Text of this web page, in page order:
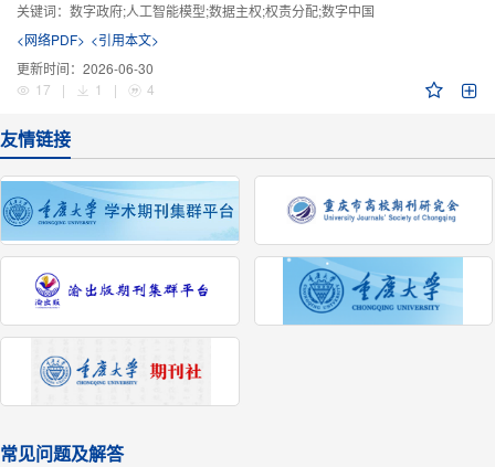
关键词： 数字政府;人工智能模型;数据主权;权责分配;数字中国
<网络PDF> <引用本文>
更新时间： 2026-06-30
17
| 1 | 4
友情链接
常见问题及解答